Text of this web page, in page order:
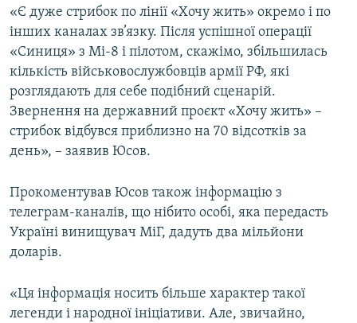
«Є дуже стрибок по лінії «Хочу жить» окремо і по
інших каналах зв’язку. Після успішної операції
«Синиця» з Мі-8 і пілотом, скажімо, збільшилась
кількість військовослужбовців армії РФ, які
розглядають для себе подібний сценарій.
Звернення на державний проєкт «Хочу жить» –
стрибок відбувся приблизно на 70 відсотків за
день», – заявив Юсов.
Прокоментував Юсов також інформацію з
телеграм-каналів, що нібито особі, яка передасть
Україні винищувач МіГ, дадуть два мільйони
доларів.
«Ця інформація носить більше характер такої
легенди і народної ініціативи. Але, звичайно,